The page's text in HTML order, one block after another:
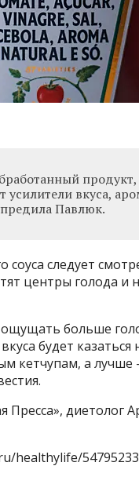
усилители вкуса,
Павлюк.
соуса следует
центры голода и
больше
будет
кетчупам, а
Пресса», диетолог
healthylife/